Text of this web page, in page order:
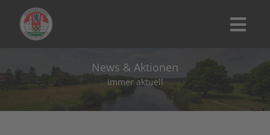
News & Aktionen
Immer aktuell